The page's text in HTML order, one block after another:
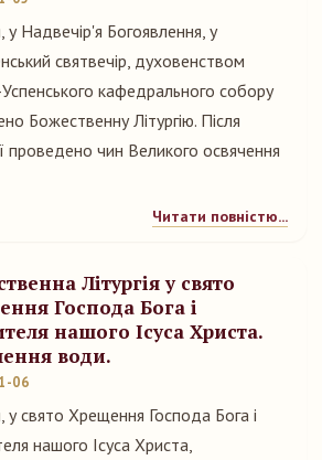
у Надвечір'я Богоявлення, у
святвечір, духовенством
кафедрального собору
Божественну Літургію. Після
проведено чин Великого освячення
Читати повністю...
Літургія у свято
Господа Бога і
нашого Ісуса Христа.
води.
06
у свято Хрещення Господа Бога і
нашого Ісуса Христа,